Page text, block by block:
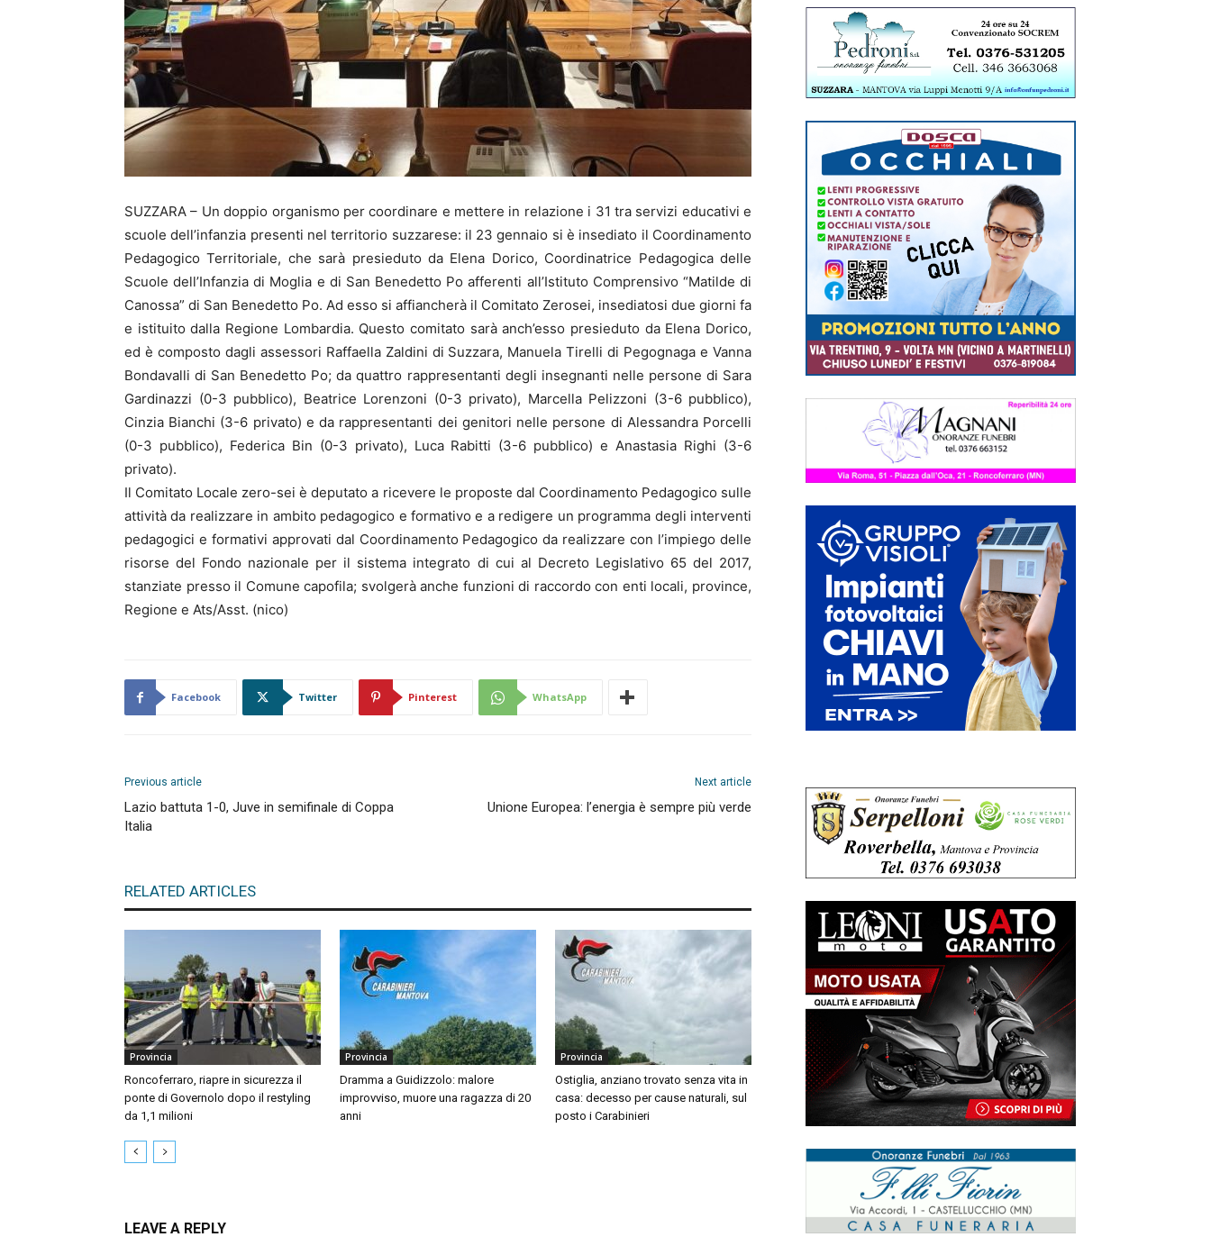
SUZZARA – Un doppio organismo per coordinare e mettere in relazione i 31 tra servizi educativi e
scuole dell’infanzia presenti nel territorio suzzarese: il 23 gennaio si è insediato il Coordinamento
Pedagogico Territoriale, che sarà presieduto da Elena Dorico, Coordinatrice Pedagogica delle
Scuole dell’Infanzia di Moglia e di San Benedetto Po afferenti all’Istituto Comprensivo “Matilde di
Canossa” di San Benedetto Po. Ad esso si affiancherà il Comitato Zerosei, insediatosi due giorni fa
e istituito dalla Regione Lombardia. Questo comitato sarà anch’esso presieduto da Elena Dorico,
ed è composto dagli assessori Raffaella Zaldini di Suzzara, Manuela Tirelli di Pegognaga e Vanna
Bondavalli di San Benedetto Po; da quattro rappresentanti degli insegnanti nelle persone di Sara
Gardinazzi (0-3 pubblico), Beatrice Lorenzoni (0-3 privato), Marcella Pelizzoni (3-6 pubblico),
Cinzia Bianchi (3-6 privato) e da rappresentanti dei genitori nelle persone di Alessandra Porcelli
(0-3 pubblico), Federica Bin (0-3 privato), Luca Rabitti (3-6 pubblico) e Anastasia Righi (3-6
privato).
Il Comitato Locale zero-sei è deputato a ricevere le proposte dal Coordinamento Pedagogico sulle
attività da realizzare in ambito pedagogico e formativo e a redigere un programma degli interventi
pedagogici e formativi approvati dal Coordinamento Pedagogico da realizzare con l’impiego delle
risorse del Fondo nazionale per il sistema integrato di cui al Decreto Legislativo 65 del 2017,
stanziate presso il Comune capofila; svolgerà anche funzioni di raccordo con enti locali, province,
Regione e Ats/Asst. (nico)
Facebook Twitter Pinterest WhatsApp
Previous article
Lazio battuta 1-0, Juve in semifinale di Coppa
Italia
Next article
Unione Europea: l’energia è sempre più verde
RELATED ARTICLES
Provincia
Roncoferraro, riapre in sicurezza il
ponte di Governolo dopo il restyling
da 1,1 milioni
Provincia
Dramma a Guidizzolo: malore
improvviso, muore una ragazza di 20
anni
Provincia
Ostiglia, anziano trovato senza vita in
casa: decesso per cause naturali, sul
posto i Carabinieri
LEAVE A REPLY